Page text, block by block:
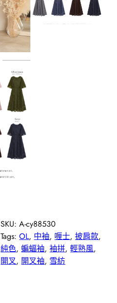
SKU: A-cy88530
Tags:OL, 中袖, 喱士, 披肩款
純色, 蝙蝠袖, 袖拼, 輕熟風
開叉, 開叉袖, 雪紡